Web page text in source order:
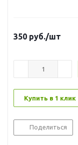
350 руб./шт
Купить в 1 клик
Поделиться